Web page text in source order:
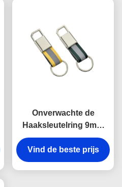
Onverwachte de
Haaksleutelring 9mm
van het riemmetaal Zeer
belangrijke de
Houdersherinneringen
Vind de beste prijs